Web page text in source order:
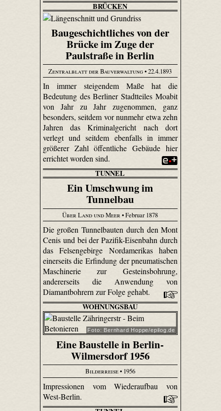
BRÜCKEN
Baugeschichtliches von der
Brücke im Zuge der
Paulstraße in Berlin
Zentralblatt der Bauverwaltung• 22.4.1893
In immer steigendem Maße hat die
Bedeutung des Berliner Stadtteiles Moabit
von Jahr zu Jahr zugenommen, ganz
besonders, seitdem vor nunmehr etwa zehn
Jahren das Kriminalgericht nach dort
verlegt und seitdem ebenfalls in immer
größerer Zahl öffentliche Gebäude hier
errichtet worden sind.
TUNNEL
Ein Umschwung im
Tunnelbau
Über Land und Meer• Februar 1878
Die großen Tunnelbauten durch den Mont
Cenis und bei der Pazifik-Eisenbahn durch
das Felsengebirge Nordamerikas haben
einerseits die Erfindung der pneumatischen
Maschinerie zur Gesteinsbohrung,
andererseits die Anwendung von
Diamantbohrern zur Folge gehabt.
WOHNUNGSBAU
Foto: Bernhard Hoppe/epilog.de
Eine Baustelle in Berlin-
Wilmersdorf 1956
Bilderreise• 1956
Impressionen vom Wiederaufbau von
West-Berlin.